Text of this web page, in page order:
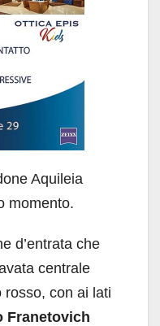
Aquileia
momento.
d’entrata che
centrale
rosso, con ai lati
Franetovich